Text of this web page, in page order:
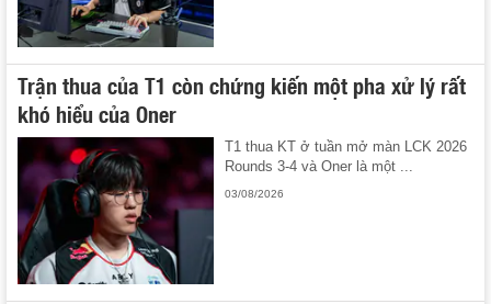
Trận thua của T1 còn chứng kiến một pha xử lý rất
khó hiểu của Oner
T1 thua KT ở tuần mở màn LCK 2026
Rounds 3-4 và Oner là một ...
03/08/2026